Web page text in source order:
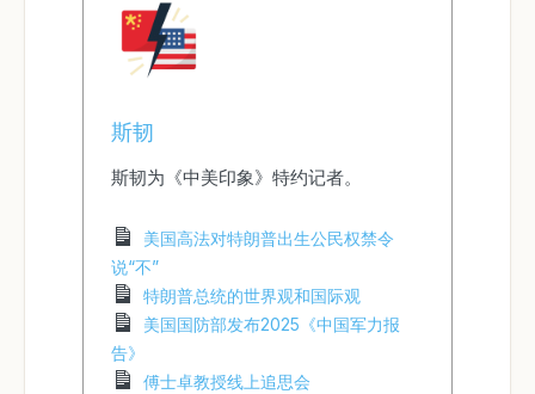
斯韧
斯韧为《中美印象》特约记者。
美国高法对特朗普出生公民权禁令
说“不”
特朗普总统的世界观和国际观
美国国防部发布2025《中国军力报
告》
傅士卓教授线上追思会